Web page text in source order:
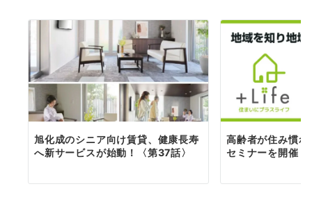
ン
旭化成のシニア向け賃貸、健康長寿
へ新サービスが始動！〈第37話〉
高齢者が住み慣
セミナーを開催